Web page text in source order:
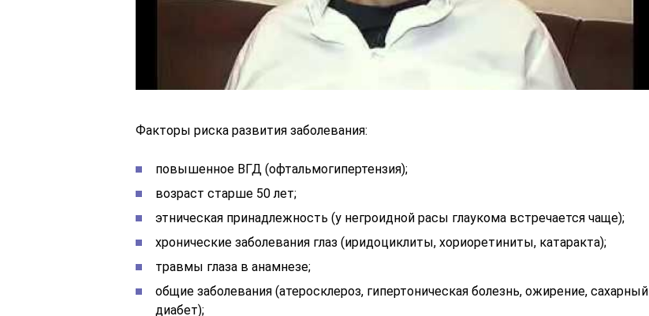
Факторы риска развития заболевания:
повышенное ВГД (офтальмогипертензия);
возраст старше 50 лет;
этническая принадлежность (у негроидной расы глаукома встречается чаще);
хронические заболевания глаз (иридоциклиты, хориоретиниты, катаракта);
травмы глаза в анамнезе;
общие заболевания (атеросклероз, гипертоническая болезнь, ожирение, сахарный
диабет);